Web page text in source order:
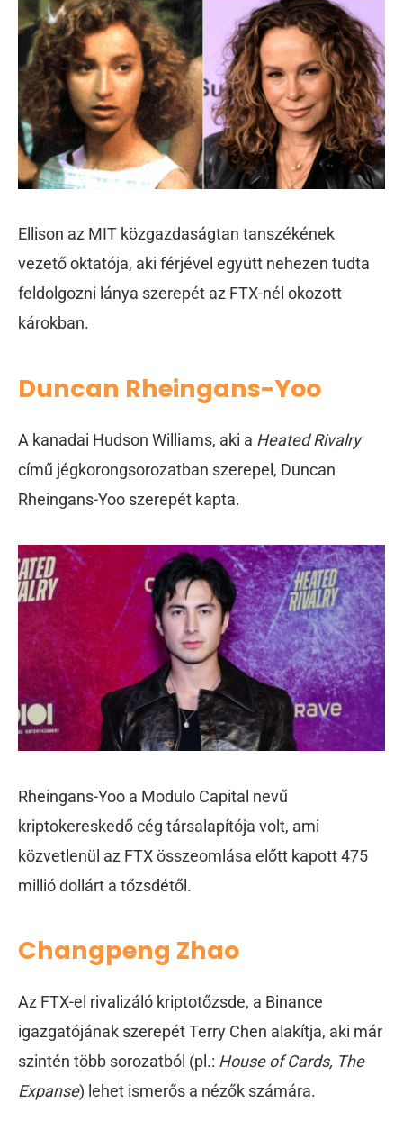
Ellison az MIT közgazdaságtan tanszékének
vezető oktatója, aki férjével együtt nehezen tudta
feldolgozni lánya szerepét az FTX-nél okozott
károkban.
Duncan Rheingans-Yoo
A kanadai Hudson Williams, aki a Heated Rivalry
című jégkorongsorozatban szerepel, Duncan
Rheingans-Yoo szerepét kapta.
Rheingans-Yoo a Modulo Capital nevű
kriptokereskedő cég társalapítója volt, ami
közvetlenül az FTX összeomlása előtt kapott 475
millió dollárt a tőzsdétől.
Changpeng Zhao
Az FTX-el rivalizáló kriptotőzsde, a Binance
igazgatójának szerepét Terry Chen alakítja, aki már
szintén több sorozatból (pl.: House of Cards, The
Expanse) lehet ismerős a nézők számára.